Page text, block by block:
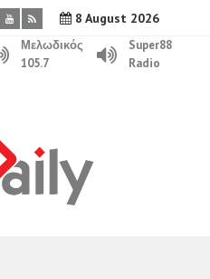
8 August 2026
Μελωδικός
105.7
Super88
Radio